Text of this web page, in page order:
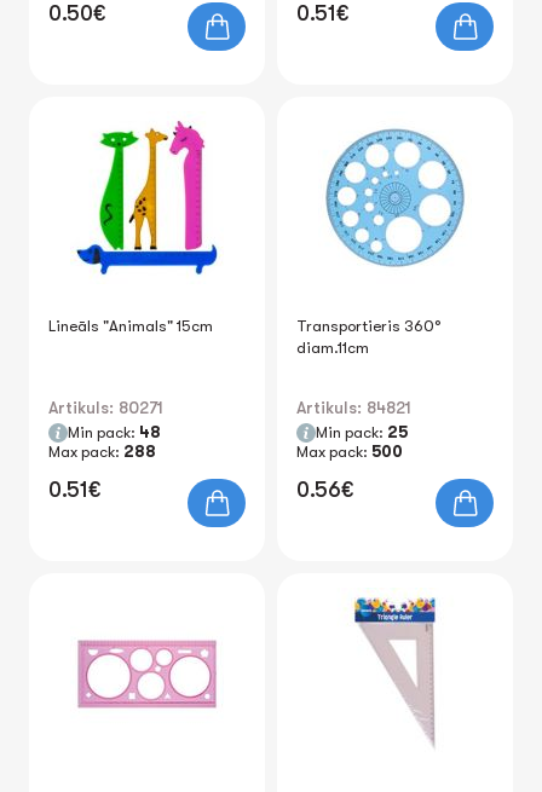
0.50€ 0.51€
Lineāls "Animals" 15cm
Artikuls: 80271
Min pack: 48
Max pack: 288
0.51€
Transportieris 360°
diam.11cm
Artikuls: 84821
Min pack: 25
Max pack: 500
0.56€